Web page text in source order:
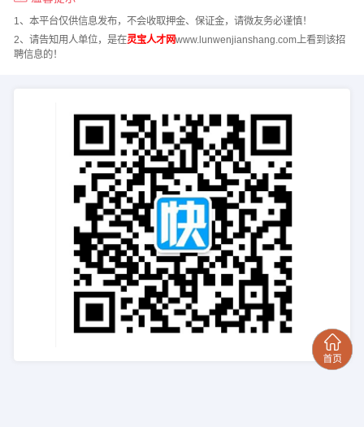
1、本平台仅供信息发布，不会收取押金、保证金，请微友务必谨慎！
2、请告知用人单位，是在灵宝人才网www.lunwenjianshang.com上看到该招
聘信息的！